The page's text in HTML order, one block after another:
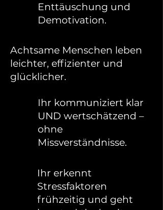
Enttäuschung und
Demotivation.
Achtsame Menschen leben
leichter, effizienter und
glücklicher.
Ihr kommuniziert klar
UND wertschätzend –
ohne
Missverständnisse.
Ihr erkennt
Stressfaktoren
frühzeitig und geht